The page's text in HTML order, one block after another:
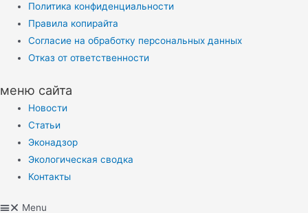
Политика конфиденциальности
Правила копирайта
Согласие на обработку персональных данных
Отказ от ответственности
меню сайта
Новости
Статьи
Эконадзор
Экологическая сводка
Контакты
Menu